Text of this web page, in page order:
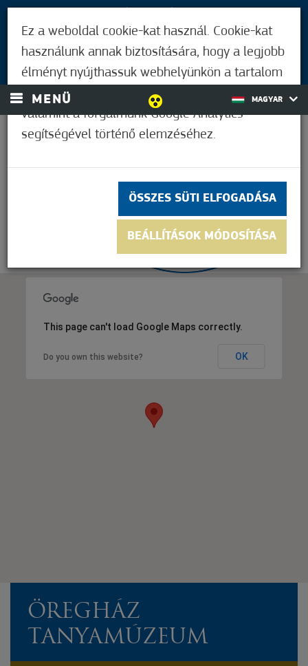
BEJELENTKEZÉS
MENÜ MAGYAR
This page can't load Google Maps correctly.
Do you own this website? OK
ÖREGHÁZ
TANYAMÚZEUM
Ez a weboldal cookie-kat használ. Cookie-kat
használunk annak biztosítására, hogy a legjobb
élményt nyújthassuk webhelyünkön a tartalom
és a hirdetések személyre szabásához,
valamint a forgalmunk Google Analytics
segítségével történő elemzéséhez.
ÖSSZES SÜTI ELFOGADÁSA
BEÁLLÍTÁSOK MÓDOSÍTÁSA